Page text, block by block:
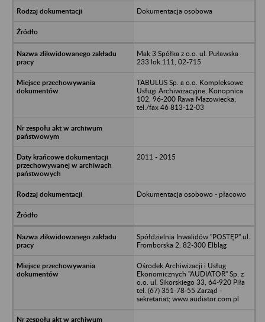
Dokumentacja osobowa
Mak 3 Spółka z o.o. ul. Puławska
233 lok.111, 02-715
TABULUS Sp. a o.o. Kompleksowe
Usługi Archiwizacyjne, Konopnica
102, 96-200 Rawa Mazowiecka;
tel./fax 46 813-12-03
2011 - 2015
Dokumentacja osobowo - płacowo
Spółdzielnia Inwalidów "POSTĘP" ul.
Fromborska 2, 82-300 Elbląg
Ośrodek Archiwizacji i Usług
Ekonomicznych "AUDIATOR" Sp. z
o.o. ul. Sikorskiego 33, 64-920 Piła
tel. (67) 351-78-55 Zarząd -
sekretariat; www.audiator.com.pl